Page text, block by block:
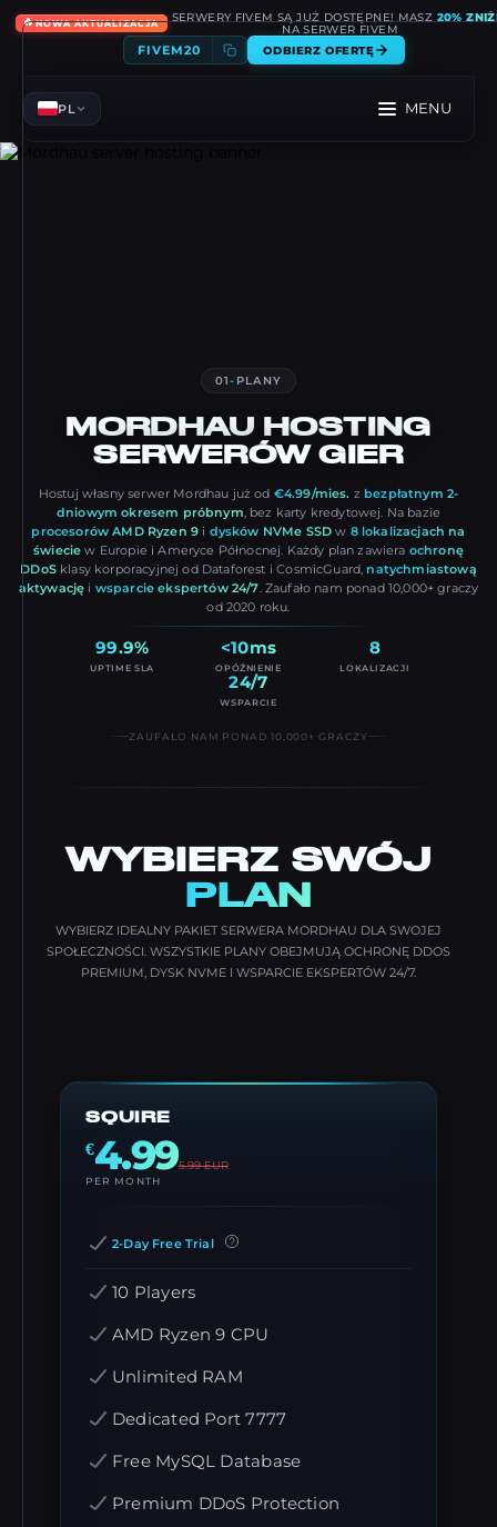
🔥NOWA AKTUALIZACJA SERWERY FIVEM SĄ JUŻ DOSTĘPNE! MASZ 20%
NA SERWER FIVEM
FIVEM20 ODBIERZ OFERTĘ
PL MENU
01- PLANY
MORDHAU HOSTING
SERWERÓW GIER
Hostuj własny serwer Mordhau już od €4.99/mies. z bezpłatnym 2-
dniowym okresem próbnym, bez karty kredytowej. Na bazie
procesorów AMD Ryzen 9 i dysków NVMe SSD w 8 lokalizacjach na
świecie w Europie i Ameryce Północnej. Każdy plan zawiera ochronę
DDoSklasy korporacyjnej od Dataforest i CosmicGuard, natychmiastową
aktywację i wsparcie ekspertów 24/7. Zaufało nam ponad 10,000+ graczy
od 2020 roku.
99.9%
UPTIME SLA
<10ms
OPÓŹNIENIE
8
LOKALIZACJI
24/7
WSPARCIE
ZAUFAŁO NAM PONAD 10,000+ GRACZY
WYBIERZ SWÓJ
PLAN
WYBIERZ IDEALNY PAKIET SERWERA MORDHAU DLA SWOJEJ
SPOŁECZNOŚCI. WSZYSTKIE PLANY OBEJMUJĄ OCHRONĘ DDOS
PREMIUM, DYSK NVME I WSPARCIE EKSPERTÓW 24/7.
SQUIRE
€4.995.99EUR
PER MONTH
2-Day Free Trial
10 Players
AMD Ryzen 9 CPU
Unlimited RAM
Dedicated Port 7777
Free MySQL Database
Premium DDoS Protection